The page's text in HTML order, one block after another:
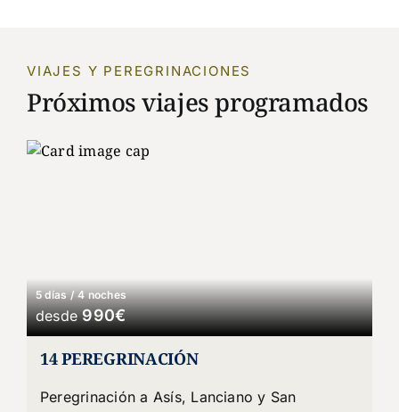
VIAJES Y PEREGRINACIONES
Próximos viajes programados
5 días / 4 noches
desde990€
14 PEREGRINACIÓN
Peregrinación a Asís, Lanciano y San